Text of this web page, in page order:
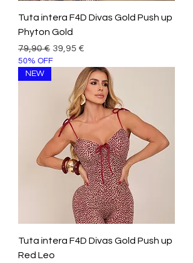
Tuta intera F4D Divas Gold Push up
Phyton Gold
Prezzo regolare
79,90 € Prezzo scontato
39,95 €
50% OFF
NEW
Tuta intera F4D Divas Gold Push up
Red Leo